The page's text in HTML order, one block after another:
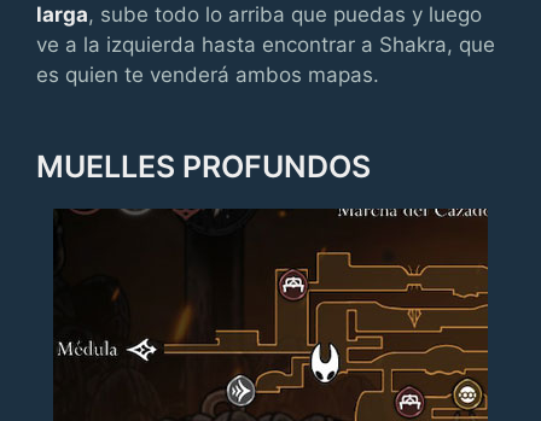
larga, sube todo lo arriba que puedas y luego
ve a la izquierda hasta encontrar a Shakra, que
es quien te venderá ambos mapas.
MUELLES PROFUNDOS